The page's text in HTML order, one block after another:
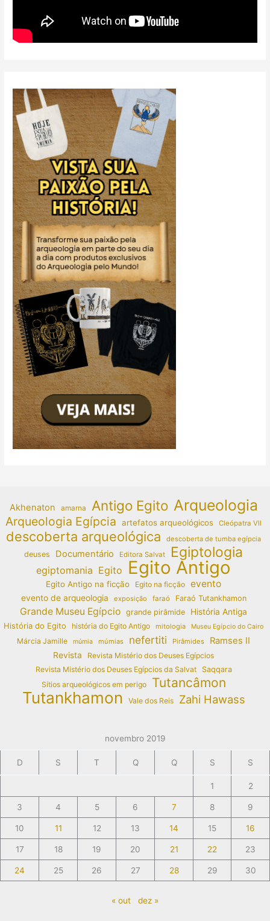
Akhenaton amarna Antigo Egito Arqueologia
Arqueologia Egípcia artefatos arqueológicos Cleópatra VII
descoberta arqueológica descoberta de tumba egípcia
deuses Documentário Editora Salvat Egiptologia
egiptomania Egito Egito Antigo
Egito Antigo na ficção Egito na ficção evento
evento de arqueologia exposição faraó Faraó Tutankhamon
Grande Museu Egípcio grande pirâmide
História Antiga
História do Egito
história do Egito Antigo mitologia Museu Egípcio do Cairo
Márcia Jamille múmia múmias nefertiti Pirâmides Ramses II
Revista
Revista Mistério dos Deuses Egípcios
Revista Mistério dos Deuses Egípcios da Salvat
Saqqara
Sítios arqueológicos em perigo
Tutancâmon
Tutankhamon Vale dos Reis Zahi Hawass
novembro 2019
D S T Q Q S S
1 2
3 4 5 6 7 8 9
10 11 12 13 14 15 16
17 18 19 20 21 22 23
24 25 26 27 28 29 30
« out dez »